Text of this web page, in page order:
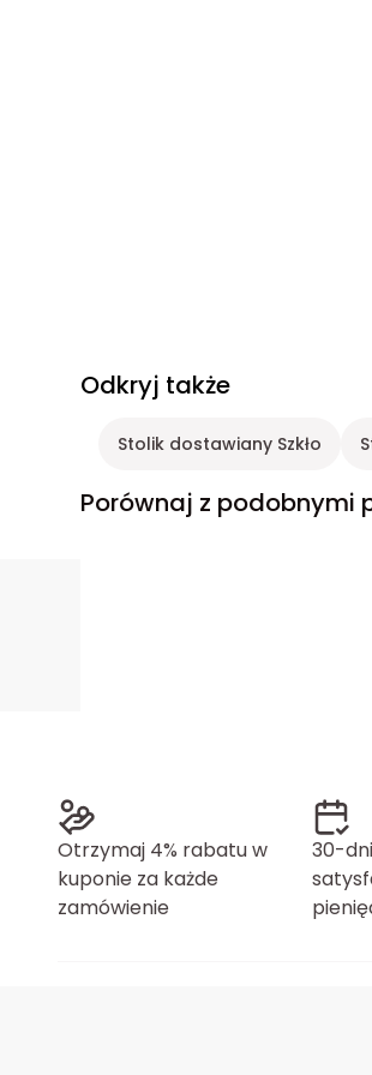
Odkryj także
Stolik dostawiany Szkło
Porównaj z podobnymi
Otrzymaj 4% rabatu w
kuponie za każde
zamówienie
30-